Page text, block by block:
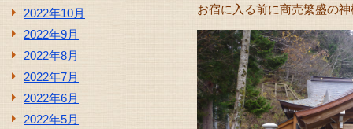
2022年10月
2022年9月
2022年8月
2022年7月
2022年6月
2022年5月
お宿に入る前に商売繁盛の